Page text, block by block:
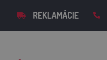
REKLAMÁCIE